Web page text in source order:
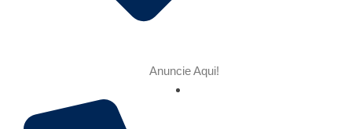
Anuncie Aqui!